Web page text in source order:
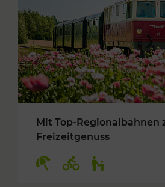
Mit Top-Regionalbahnen
Freizeitgenuss